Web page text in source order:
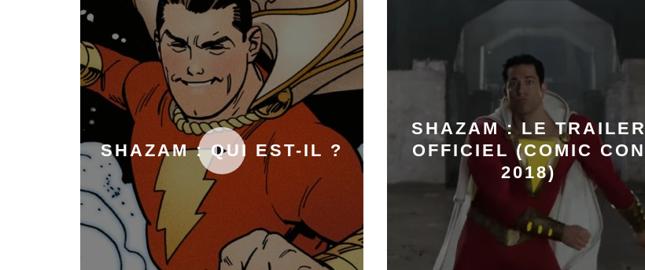
SHAZAM : QUI EST-IL ?
SHAZAM : LE TRAILER
OFFICIEL (COMIC CON
2018)